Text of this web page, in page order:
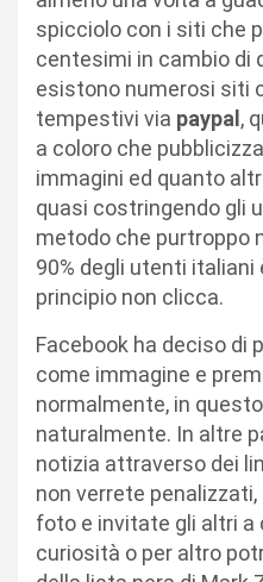
spicciolo con i siti che
centesimi in cambio di
esistono numerosi siti
tempestivi via paypal ,
a coloro che
immagini ed quanto
quasi costringendo gli
metodo che purtroppo
90% degli utenti
principio non clicca.
Facebook ha deciso di
come immagine e
normalmente, in
naturalmente. In altre
notizia attraverso dei
non verrete
foto e invitate gli altri a
curiosità o per altro